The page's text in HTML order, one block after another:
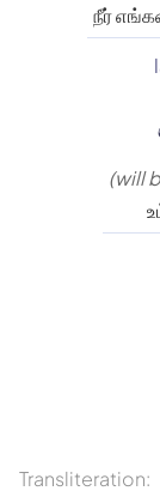
நீர்
(will
Transliteration: